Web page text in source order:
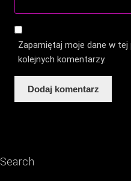
Zapamiętaj moje dane w
kolejnych komentarzy.
Search